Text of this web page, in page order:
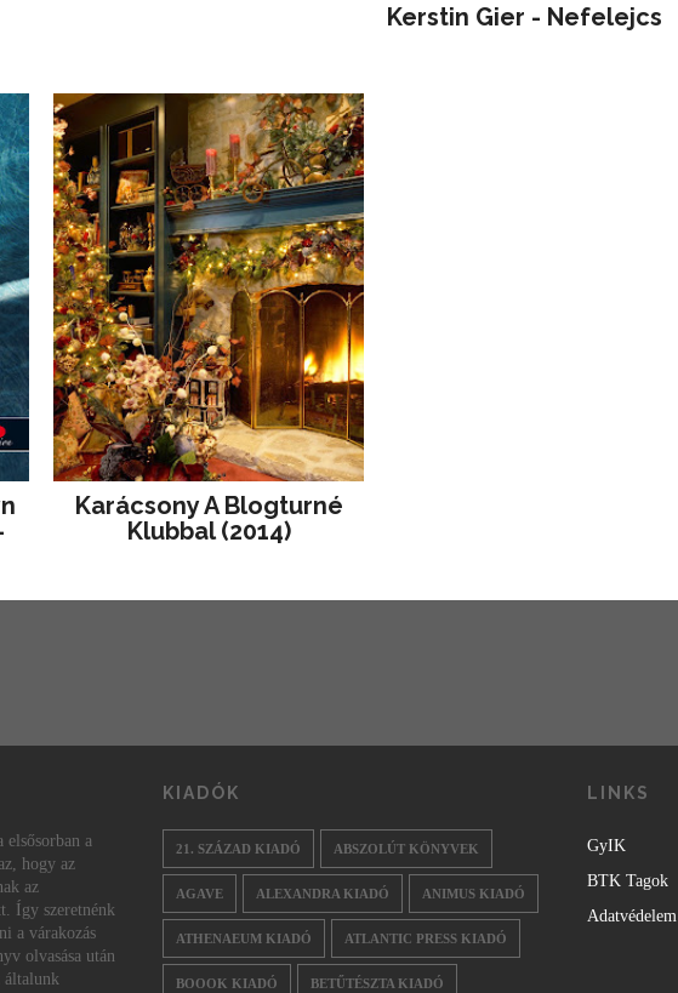
Kerstin Gier - Nefelejcs
Karácsony A Blogturné
Klubbal (2014)
a
hogy az
az
Így szeretnénk
a várakozás
olvasása után
általunk
KIADÓK
21. SZÁZAD KIADÓ ABSZOLÚT KÖNYVEK
AGAVE ALEXANDRA KIADÓ ANIMUS KIADÓ
ATHENAEUM KIADÓ ATLANTIC PRESS KIADÓ
BOOOK KIADÓ BETŰTÉSZTA KIADÓ
LINKS
GyIK
BTK Tagok
Adatvédelem